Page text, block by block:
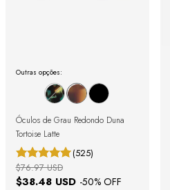
Outras opções:
Óculos de Grau Redondo Duna
Tortoise Latte
(525)
$38.48 USD -50% OFF
$76.97 USD